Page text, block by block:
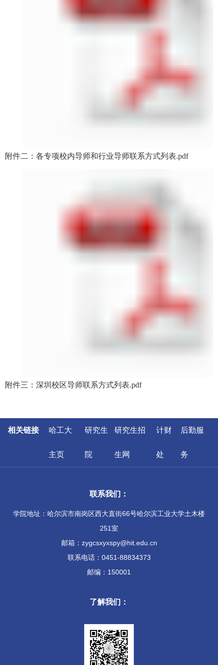
附件二：各专项校内导师和行业导师联系方式列表.pdf
附件三：深圳校区导师联系方式列表.pdf
相关链接 哈工大
主页
研究生
院
研究生招
生网
计财
处
后勤服
务
联系我们：
学院地址：哈尔滨市南岗区西大直街66号哈尔滨工业大学土木楼
251室
邮箱：zygcsxyxspy@hit.edu.cn
联系电话：0451-88834373
邮编：150001
了解我们：